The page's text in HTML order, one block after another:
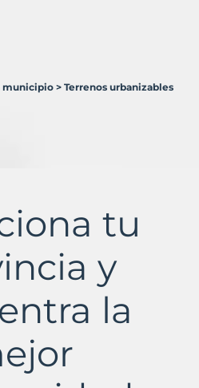
municipio > Terrenos urbanizables
tu
y
la